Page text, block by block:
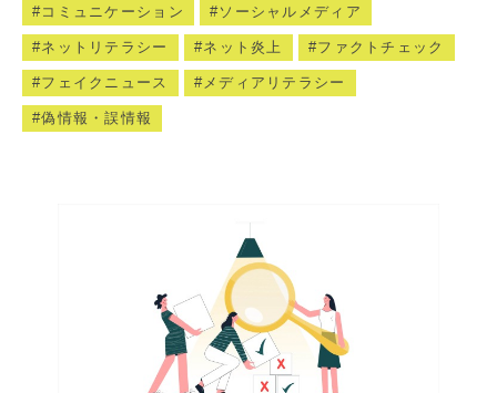
コミュニケーション ソーシャルメディア
ネットリテラシー ネット炎上 ファクトチェック
フェイクニュース メディアリテラシー
偽情報・誤情報